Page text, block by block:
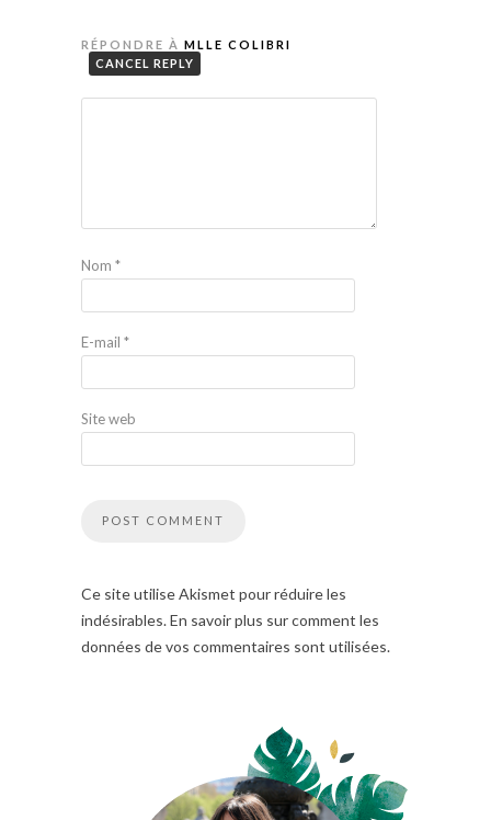
RÉPONDRE À MLLE COLIBRI
CANCEL REPLY
Nom *
E-mail *
Site web
Ce site utilise Akismet pour réduire les
indésirables. En savoir plus sur comment les
données de vos commentaires sont utilisées.